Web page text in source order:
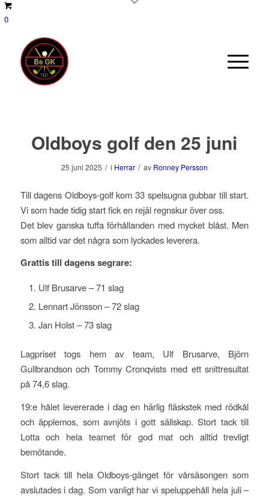
0
Oldboys golf den 25 juni
25 juni 2025 / i Herrar / av Ronney Persson
Till dagens Oldboys-golf kom 33 spelsugna gubbar till start.
Vi som hade tidig start fick en rejäl regnskur över oss.
Det blev ganska tuffa förhållanden med mycket blåst. Men
som alltid var det några som lyckades leverera.
Grattis till dagens segrare:
Ulf Brusarve – 71 slag
Lennart Jönsson – 72 slag
Jan Holst – 73 slag
Lagpriset togs hem av team, Ulf Brusarve, Björn
Gullbrandson och Tommy Cronqvists med ett snittresultat
på 74,6 slag.
19:e hålet levererade i dag en härlig fläskstek med rödkål
och äpplemos, som avnjöts i gott sällskap. Stort tack till
Lotta och hela teamet för god mat och alltid trevligt
bemötande.
Stort tack till hela Oldboys-gänget för vårsäsongen som
avslutades i dag. Som vanligt har vi speluppehåll hela juli –